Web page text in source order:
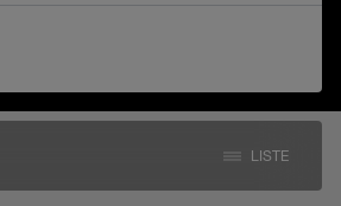
LISTE